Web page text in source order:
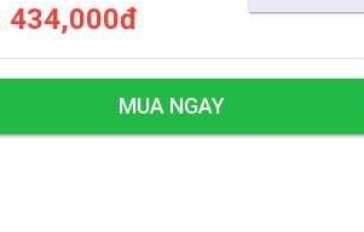
434,000đ
MUA NGAY